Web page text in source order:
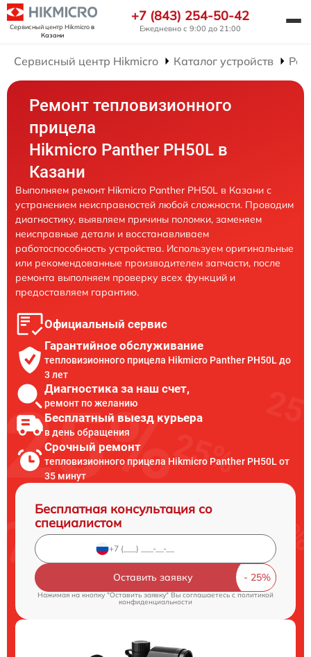
Сервисный центр Hikmicroв
Казани
+7 (843) 254-50-42
Ежедневно с 9:00 до 21:00
Сервисный центр Hikmicro Каталог устройств
Ремонт тепловизионного
прицела
Hikmicro Panther PH50L в
Казани
Выполняем ремонт Hikmicro Panther PH50L в Казани с
устранением неисправностей любой сложности. Проводим
диагностику, выявляем причины поломки, заменяем
неисправные детали и восстанавливаем
работоспособность устройства. Используем оригинальные
или рекомендованные производителем запчасти, после
ремонта выполняем проверку всех функций и
предоставляем гарантию.
Официальный сервис
Гарантийное обслуживание
тепловизионного прицела Hikmicro Panther PH50L до
3 лет
Диагностика за наш счет,
ремонт по желанию
Бесплатный выезд курьера
в день обращения
Срочный ремонт
тепловизионного прицела Hikmicro Panther PH50L от
35 минут
Бесплатная консультация со
специалистом
Оставить заявку
Нажимая на кнопку "Оставить заявку" Вы соглашаетесь cполитикой
конфиденциальности